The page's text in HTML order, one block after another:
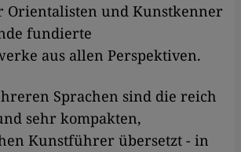
Orientalisten und Kunstkenner
fundierte
aus allen Perspektiven.
Sprachen sind die reich
sehr kompakten,
Kunstführer übersetzt - in